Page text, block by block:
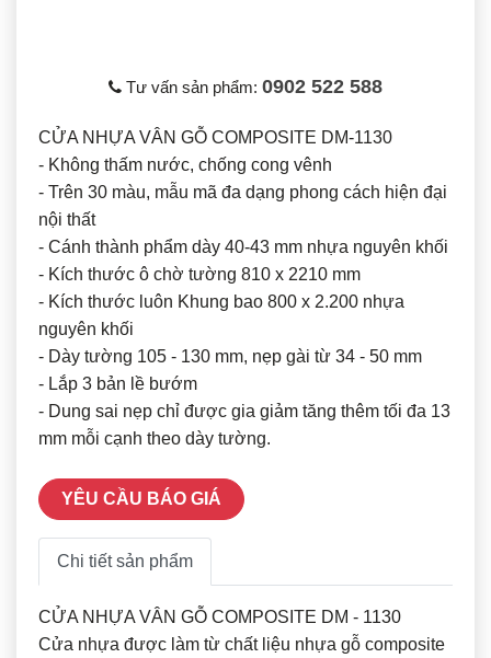
Tư vấn sản phẩm: 0902 522 588
CỬA NHỰA VÂN GỖ COMPOSITE DM-1130
- Không thấm nước, chống cong vênh
- Trên 30 màu, mẫu mã đa dạng phong cách hiện đại
nội thất
- Cánh thành phẩm dày 40-43 mm nhựa nguyên khối
- Kích thước ô chờ tường 810 x 2210 mm
- Kích thước luôn Khung bao 800 x 2.200 nhựa
nguyên khối
- Dày tường 105 - 130 mm, nẹp gài từ 34 - 50 mm
- Lắp 3 bản lề bướm
- Dung sai nẹp chỉ được gia giảm tăng thêm tối đa 13
mm mỗi cạnh theo dày tường.
YÊU CẦU BÁO GIÁ
Chi tiết sản phẩm
CỬA NHỰA VÂN GỖ COMPOSITE DM - 1130
Cửa nhựa được làm từ chất liệu nhựa gỗ composite